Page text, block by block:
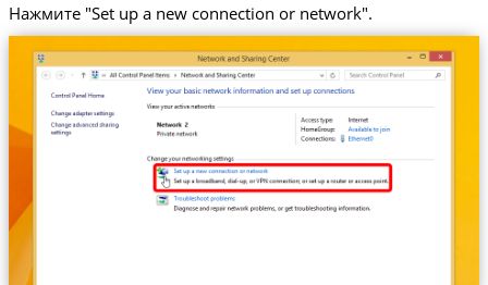
Нажмите "Set up a new connection or network".